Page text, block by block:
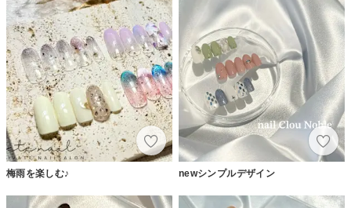
梅雨を楽しむ♪ newシンプルデザイン